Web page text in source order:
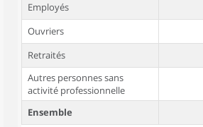
Employés
Ouvriers
Retraités
Autres personnes sans
activité professionnelle
Ensemble